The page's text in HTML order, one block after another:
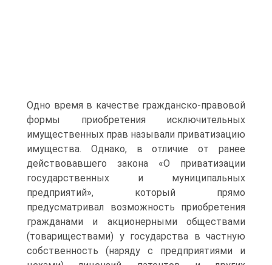
Одно время в качестве гражданско-правовой
формы приобретения исключительных
имущественных прав называли приватизацию
имущества. Однако, в отличие от ранее
действовавшего закона «О приватизации
государственных и муниципальных
предприятий», который прямо
предусматривал возможность приобретения
гражданами и акционерными обществами
(товариществами) у государства в частную
собственность (наряду с предприятиями и